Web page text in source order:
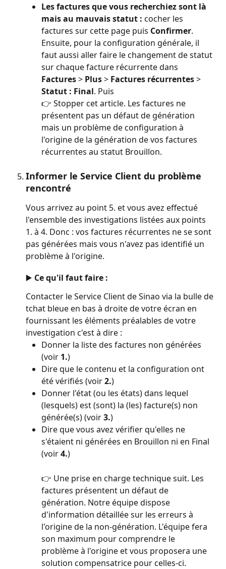
Les factures que vous recherchiez sont là
mais au mauvais statut : cocher les
factures sur cette page puis Confirmer.
Ensuite, pour la configuration générale, il
faut aussi aller faire le changement de statut
sur chaque facture récurrente dans
Factures > Plus > Factures récurrentes >
Statut : Final. Puis
👉 Stopper cet article. Les factures ne
présentent pas un défaut de génération
mais un problème de configuration à
l'origine de la génération de vos factures
récurrentes au statut Brouillon.
Informer le Service Client du problème
rencontré
Vous arrivez au point 5. et vous avez effectué
l'ensemble des investigations listées aux points
1. à 4. Donc : vos factures récurrentes ne se sont
pas générées mais vous n'avez pas identifié un
problème à l'origine.
▶️ Ce qu'il faut faire :
Contacter le Service Client de Sinao via la bulle de
tchat bleue en bas à droite de votre écran en
fournissant les éléments préalables de votre
investigation c'est à dire :
Donner la liste des factures non générées
(voir 1.)
Dire que le contenu et la configuration ont
été vérifiés (voir 2.)
Donner l'état (ou les états) dans lequel
(lesquels) est (sont) la (les) facture(s) non
générée(s) (voir 3.)
Dire que vous avez vérifier qu'elles ne
s'étaient ni générées en Brouillon ni en Final
(voir 4.)
👉 Une prise en charge technique suit. Les
factures présentent un défaut de
génération. Notre équipe dispose
d'information détaillée sur les erreurs à
l'origine de la non-génération. L'équipe fera
son maximum pour comprendre le
problème à l'origine et vous proposera une
solution compensatrice pour celles-ci.